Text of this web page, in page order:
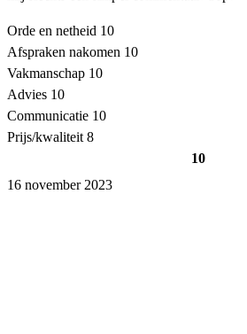
Orde en netheid 10
Afspraken nakomen 10
Vakmanschap 10
Advies 10
Communicatie 10
Prijs/kwaliteit 8
10
16 november 2023